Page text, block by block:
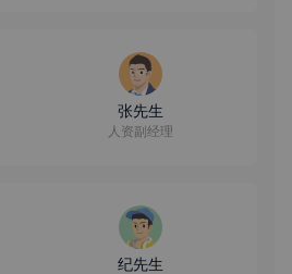
张先生
人资副经理
纪先生